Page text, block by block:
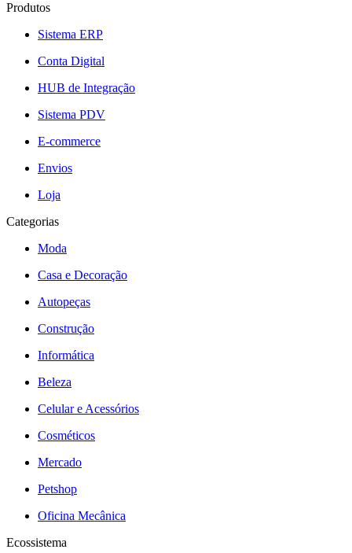
Produtos
Sistema ERP
Conta Digital
HUB de Integração
Sistema PDV
E-commerce
Envios
Loja
Categorias
Moda
Casa e Decoração
Autopeças
Construção
Informática
Beleza
Celular e Acessórios
Cosméticos
Mercado
Petshop
Oficina Mecânica
Ecossistema